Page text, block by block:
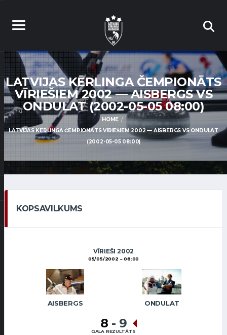
LATVIJAS KĒRLINGA ČEMPIONĀTS
VĪRIEŠIEM 2002 — AISBERGS VS
ONDULAT (2002-05-05 08:00)
HOME
LATVIJAS KĒRLINGA ČEMPIONĀTS VĪRIEŠIEM 2002 — AISBERGS VS ONDULAT
(2002-05-05 08:00)
KOPSAVILKUMS
VĪRIEŠI 2002
05/05/2002 08:00
AISBERGS ONDULAT
8 - 9
GALA REZULTĀTS